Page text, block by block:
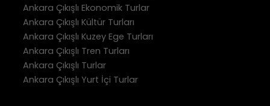
Ankara Çıkışlı Ekonomik Turlar
Ankara Çıkışlı Kültür Turları
Ankara Çıkışlı Kuzey Ege Turları
Ankara Çıkışlı Tren Turları
Ankara Çıkışlı Turlar
Ankara Çıkışlı Yurt İçi Turlar